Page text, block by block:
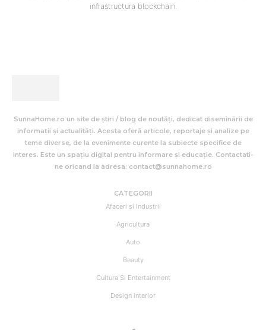
infrastructura blockchain.
SunnaHome.ro un site de știri / blog de noutăți, dedicat diseminării de
informații și actualități. Acesta oferă articole, reportaje și analize pe
teme diverse, de la evenimente curente la subiecte specifice de
interes. Este un spațiu digital pentru informare și educație. Contactati-
ne oricand la adresa: contact@sunnahome.ro
CATEGORII
Afaceri si Industrii
Agricultura
Auto
Beauty
Cultura Si Entertainment
Design interior